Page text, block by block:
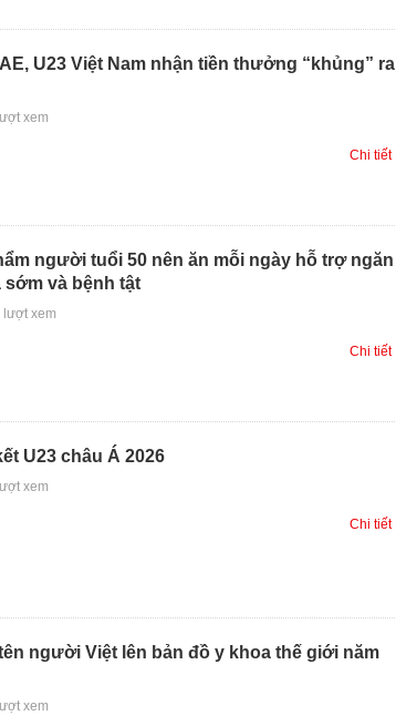
U23 Việt Nam nhận tiền thưởng “khủng” ra
xem
Chi tiết
người tuổi 50 nên ăn mỗi ngày hỗ trợ ngăn
và bệnh tật
lượt xem
Chi tiết
U23 châu Á 2026
xem
Chi tiết
người Việt lên bản đồ y khoa thế giới năm
xem